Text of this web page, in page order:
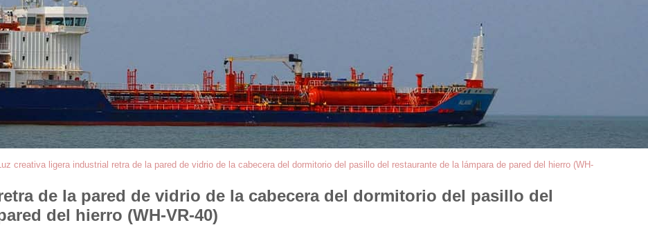
creativa ligera industrial retra de la pared de vidrio de la cabecera del dormitorio del pasillo del restaurante de la lámpara de pared del hierro (WH-
de la pared de vidrio de la cabecera del dormitorio del pasillo del
del hierro (WH-VR-40)